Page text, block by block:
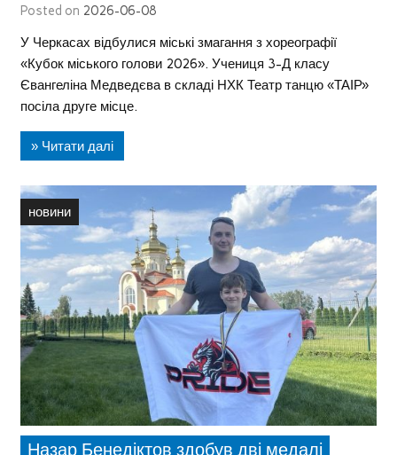
Posted on 2026-06-08
У Черкасах відбулися міські змагання з хореографії
«Кубок міського голови 2026». Учениця 3-Д класу
Євангеліна Медведєва в складі НХК Театр танцю «ТАІР»
посіла друге місце.
» Читати далі
новини
Назар Бенедіктов здобув дві медалі